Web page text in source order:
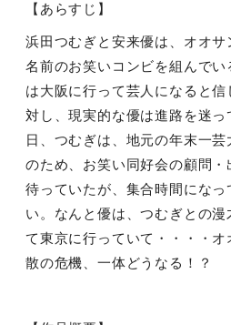
【あらすじ】
浜田つむぎと安来優は、オオサ
名前のお笑いコンビを組んで
は大阪に行って芸人になると
対し、現実的な優は進路を迷っ
日、つむぎは、地元の年末一
のため、お笑い同好会の顧問
待っていたが、集合時間にな
い。なんと優は、つむぎとの
て東京に行っていて・・・・
散の危機、一体どうなる！？